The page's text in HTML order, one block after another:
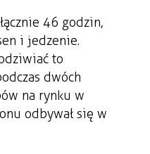
46 godzin,
i jedzenie.
to
dwóch
na rynku w
odbywał się w